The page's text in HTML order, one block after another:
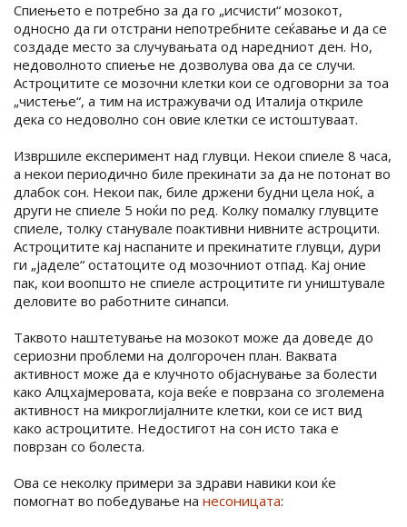
Спиењето е потребно за да го „исчисти“ мозокот,
односно да ги отстрани непотребните сеќавање и да се
создаде место за случувањата од наредниот ден. Но,
недоволното спиење не дозволува ова да се случи.
Астроцитите се мозочни клетки кои се одговорни за тоа
„чистење“, а тим на истражувачи од Италија откриле
дека со недоволно сон овие клетки се истоштуваат.
Извршиле експеримент над глувци. Некои спиеле 8 часа,
а некои периодично биле прекинати за да не потонат во
длабок сон. Некои пак, биле држени будни цела ноќ, а
други не спиеле 5 ноќи по ред. Колку помалку глувците
спиеле, толку станувале поактивни нивните астроцити.
Астроцитите кај наспаните и прекинатите глувци, дури
ги „јаделе“ остатоците од мозочниот отпад. Кај оние
пак, кои воопшто не спиеле астроцитите ги уништувале
деловите во работните синапси.
Таквото наштетување на мозокот може да доведе до
сериозни проблеми на долгорочен план. Ваквата
активност може да е клучното објаснување за болести
како Алцхајмеровата, која веќе е поврзана со зголемена
активност на микроглијалните клетки, кои се ист вид
како астроцитите. Недостигот на сон исто така е
поврзан со болеста.
Ова се неколку примери за здрави навики кои ќе
помогнат во победување на несоницата: